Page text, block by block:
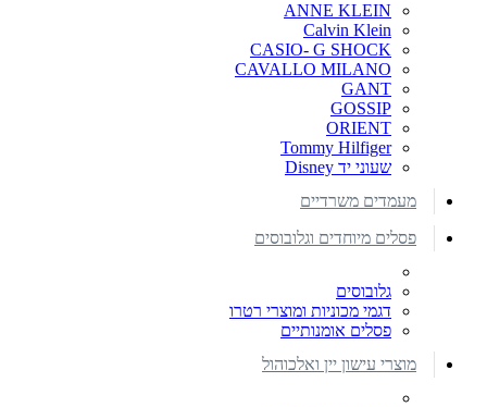
ANNE KLEIN
Calvin Klein
CASIO- G SHOCK
CAVALLO MILANO
GANT
GOSSIP
ORIENT
Tommy Hilfiger
שעוני יד Disney
מעמדים משרדיים
פסלים מיוחדים וגלובוסים
גלובוסים
דגמי מכוניות ומוצרי רטרו
פסלים אומנותיים
מוצרי עישון יין ואלכוהול